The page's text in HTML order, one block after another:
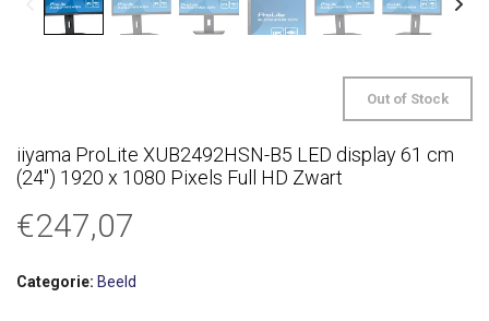
Out of Stock
iiyama ProLite XUB2492HSN-B5 LED display 61 cm
(24″) 1920 x 1080 Pixels Full HD Zwart
€247,07
Categorie: Beeld